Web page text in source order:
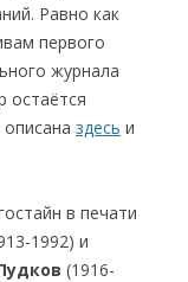
Равно как
первого
журнала
остаётся
здесь и
в печати
1992) и
(1916-